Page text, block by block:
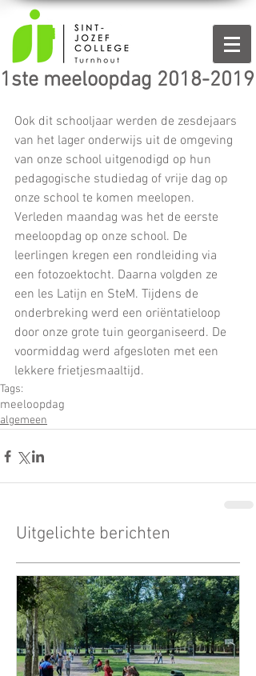
1ste meeloopdag 2018-2019
Ook dit schooljaar werden de zesdejaars
van het lager onderwijs uit de omgeving
van onze school uitgenodigd op hun
pedagogische studiedag of vrije dag op
onze school te komen meelopen.
Verleden maandag was het de eerste
meeloopdag op onze school. De
leerlingen kregen een rondleiding via
een fotozoektocht. Daarna volgden ze
een les Latijn en SteM. Tijdens de
onderbreking werd een oriëntatieloop
door onze grote tuin georganiseerd. De
voormiddag werd afgesloten met een
lekkere frietjesmaaltijd.
Tags:
meeloopdag
algemeen
Uitgelichte berichten